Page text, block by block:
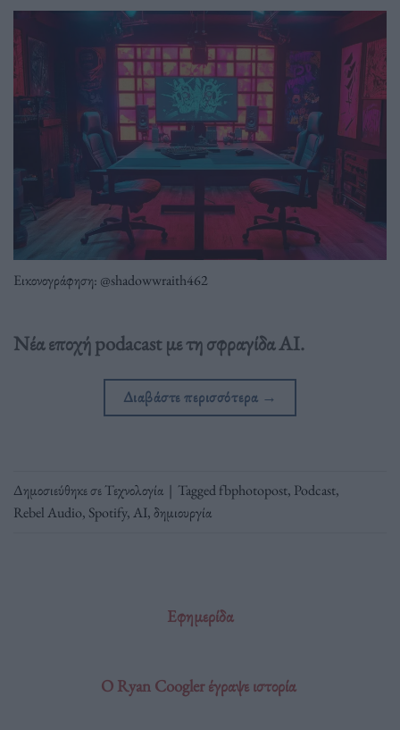
Εικονογράφηση: @shadowwraith462
Νέα εποχή podacast με τη σφραγίδα AI.
Διαβάστε περισσότερα →
Δημοσιεύθηκε σεΤεχνολογία | Taggedfbphotopost, Podcast,
Rebel Audio, Spotify,ΑΙ,δημιουργία
Εφημερίδα
O Ryan Coogler έγραψε ιστορία